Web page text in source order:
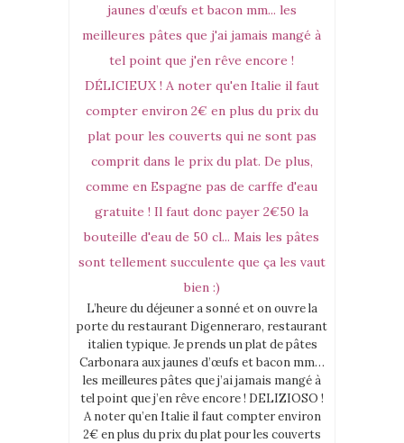
L’heure du déjeuner a sonné et on ouvre la
porte du restaurant Digenneraro, restaurant
italien typique. Je prends un plat de pâtes
Carbonara aux jaunes d’œufs et bacon mm…
les meilleures pâtes que j’ai jamais mangé à
tel point que j’en rêve encore ! DELIZIOSO !
A noter qu’en Italie il faut compter environ
2€ en plus du prix du plat pour les couverts